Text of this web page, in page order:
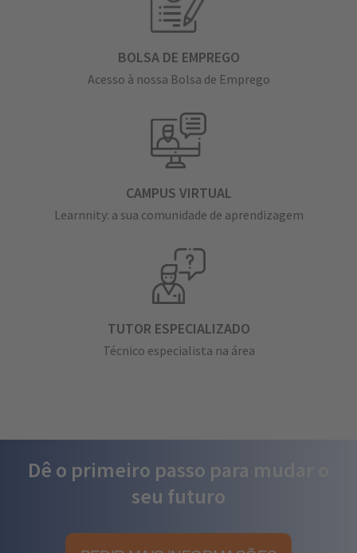
BOLSA DE EMPREGO
Acesso à nossa Bolsa de Emprego
CAMPUS VIRTUAL
Learnnity: a sua comunidade de aprendizagem
TUTOR ESPECIALIZADO
Técnico especialista na área
Dê o primeiro passo para mudar o
seu futuro